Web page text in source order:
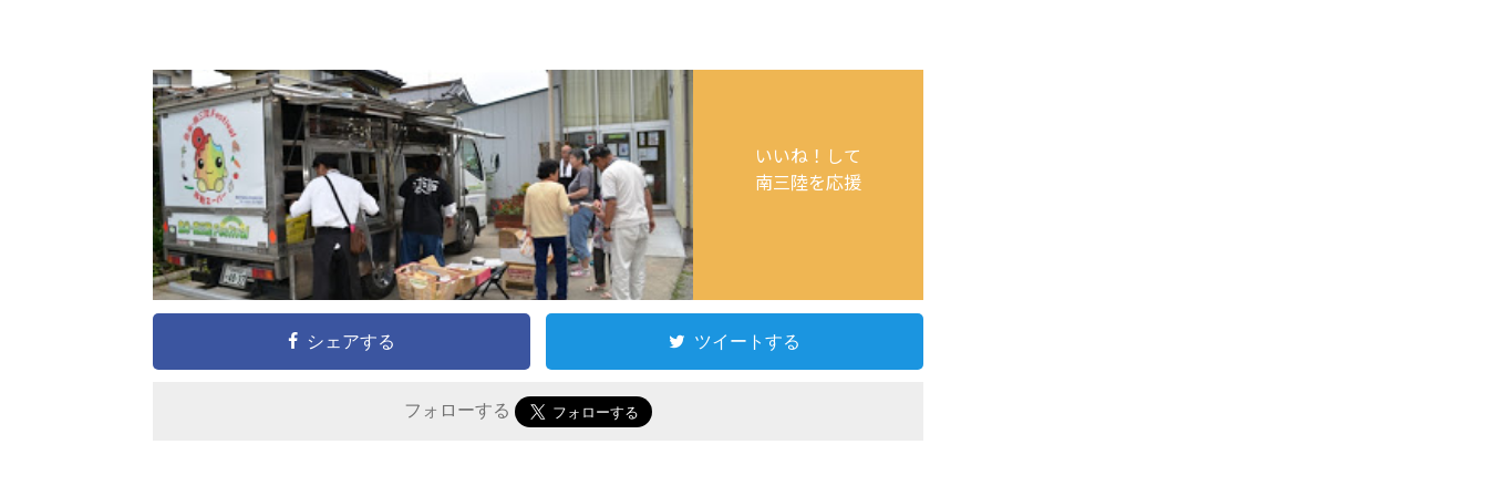
いいね！して
南三陸を応援
シェアする ツイートする
フォローする